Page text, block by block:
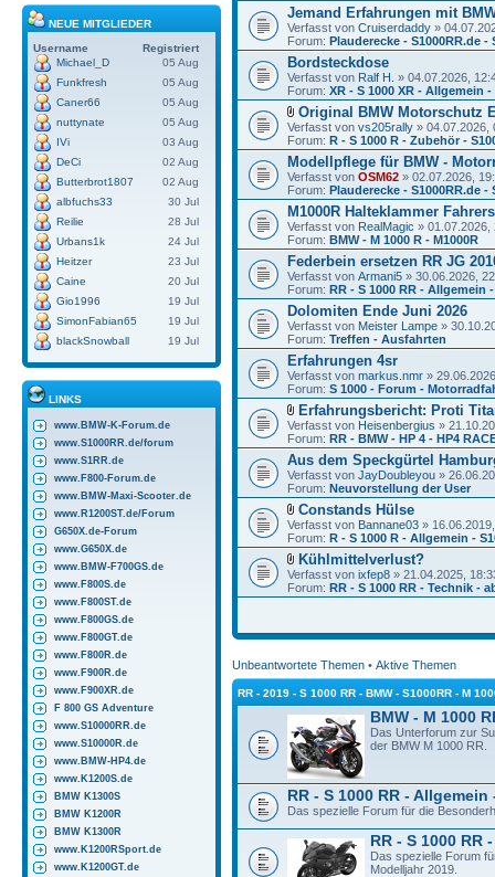
NEUE MITGLIEDER
Username
Registriert
Michael_D
05 Aug
Funkfresh
05 Aug
Caner66
05 Aug
nuttynate
05 Aug
IVi
03 Aug
DeCi
02 Aug
Butterbrot1807
02 Aug
albfuchs33
30 Jul
Reilie
28 Jul
Urbans1k
24 Jul
Heitzer
23 Jul
Caine
20 Jul
Gio1996
19 Jul
SimonFabian65
19 Jul
blackSnowball
19 Jul
LINKS
www.BMW-K-Forum.de
www.S1000RR.de/forum
www.S1RR.de
www.F800-Forum.de
www.BMW-Maxi-Scooter.de
www.R1200ST.de/Forum
G650X.de-Forum
www.G650X.de
www.BMW-F700GS.de
www.F800S.de
www.F800ST.de
www.F800GS.de
www.F800GT.de
www.F800R.de
www.F900R.de
www.F900XR.de
F 800 GS Adventure
www.S10000RR.de
www.S10000R.de
www.BMW-HP4.de
www.K1200S.de
BMW K1300S
BMW K1200R
BMW K1300R
www.K1200RSport.de
www.K1200GT.de
Jemand Erfahrungen mit
Verfasst von Cruiserdaddy »
Forum: Plauderecke - S1000RR.de -
Bordsteckdose
Verfasst von Ralf H. » 04.07.2026,
Forum: XR - S 1000 XR - Allgemein -
Original BMW Motorschutz
Verfasst von vs205rally » 04.07.2026,
Forum: R - S 1000 R - Zubehör -
Modellpflege für BMW -
Verfasst von OSM62 » 02.07.2026,
Forum: Plauderecke - S1000RR.de -
M1000R Halteklammer
Verfasst von RealMagic » 01.07.2026,
Forum: BMW - M 1000 R - M1000R
Federbein ersetzen RR JG
Verfasst von Armani5 » 30.06.2026,
Forum: RR - S 1000 RR - Allgemein -
Dolomiten Ende Juni 2026
Verfasst von Meister Lampe »
Forum: Treffen - Ausfahrten
Erfahrungen 4sr
Verfasst von markus.nmr »
Forum: S 1000 - Forum -
Erfahrungsbericht: Proti
Verfasst von Heisenbergius »
Forum: RR - BMW - HP 4 - HP4
Aus dem Speckgürtel
Verfasst von JayDoubleyou »
Forum: Neuvorstellung der User
Constands Hülse
Verfasst von Bannane03 »
Forum: R - S 1000 R - Allgemein -
Kühlmittelverlust?
Verfasst von ixfep8 » 21.04.2025,
Forum: RR - S 1000 RR - Technik -
Unbeantwortete Themen • Aktive Themen
RR - 2019 - S 1000 RR - BMW - S1000RR - M
BMW - M 1000
Das Unterforum zur
der BMW M 1000 RR.
RR - S 1000 RR - Allgemein
Das spezielle Forum für die
RR - S 1000 RR
Das spezielle Forum
Modelljahr 2019.